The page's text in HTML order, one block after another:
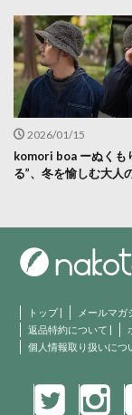
2026/01/15
komori boa ーぬくも
る”、冬を愉しむ大人
トップ| メールマガ
返品特約について
個人情報取り扱いにつ